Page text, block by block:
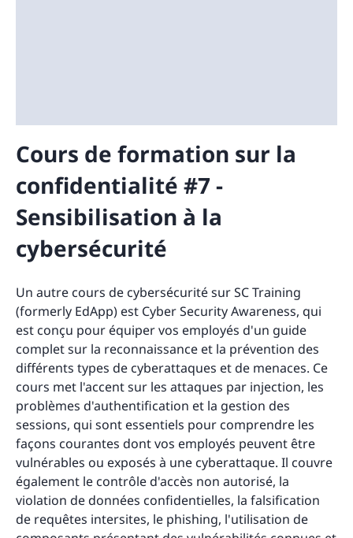
Cours de formation sur la
confidentialité #7 -
Sensibilisation à la
cybersécurité
Un autre cours de cybersécurité sur SC Training
(formerly EdApp) est Cyber Security Awareness, qui
est conçu pour équiper vos employés d'un guide
complet sur la reconnaissance et la prévention des
différents types de cyberattaques et de menaces. Ce
cours met l'accent sur les attaques par injection, les
problèmes d'authentification et la gestion des
sessions, qui sont essentiels pour comprendre les
façons courantes dont vos employés peuvent être
vulnérables ou exposés à une cyberattaque. Il couvre
également le contrôle d'accès non autorisé, la
violation de données confidentielles, la falsification
de requêtes intersites, le phishing, l'utilisation de